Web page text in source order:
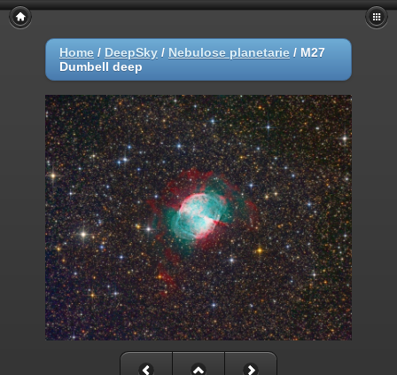
Home / DeepSky / Nebulose planetarie / M27
Dumbell deep